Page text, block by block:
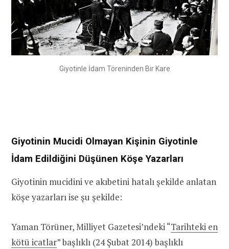
Giyotinle İdam Töreninden Bir Kare
Giyotinin Mucidi Olmayan Kişinin Giyotinle
İdam Edildiğini Düşünen Köşe Yazarları
Giyotinin mucidini ve akıbetini hatalı şekilde anlatan
köşe yazarları ise şu şekilde:
Yaman Törüner, Milliyet Gazetesi’ndeki “Tarihteki en
kötü icatlar” başlıklı (24 Şubat 2014) başlıklı